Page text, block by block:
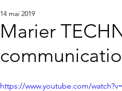
Marier
14 mai 2019
https://www.youtube.com/